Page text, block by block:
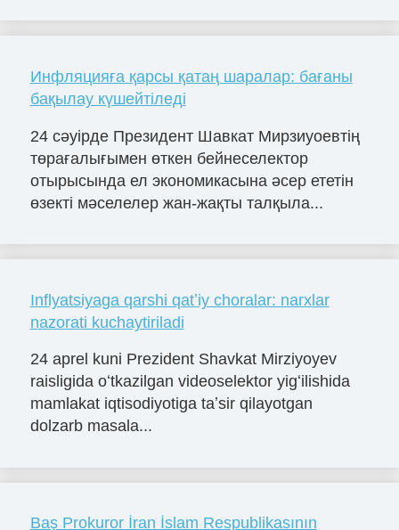
Инфляцияға қарсы қатаң шаралар: бағаны
бақылау күшейтіледі
24 сәуірде Президент Шавкат Мирзиyоевтің
төрағалығымен өткен бейнеселектор
отырысында ел экономикасына әсер ететін
өзекті мәселелер жан-жақты талқыла...
Inflyatsiyaga qarshi qatʼiy choralar: narxlar
nazorati kuchaytiriladi
24 aprel kuni Prezident Shavkat Mirziyoyev
raisligida oʻtkazilgan videoselektor yigʻilishida
mamlakat iqtisodiyotiga taʼsir qilayotgan
dolzarb masala...
Baş Prokuror İran İslam Respublikasının